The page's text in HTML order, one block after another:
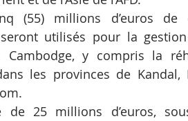
(55) millions d’euros
utilisés pour la
Cambodge, y compris la
les provinces de
de 25 millions d’euros,